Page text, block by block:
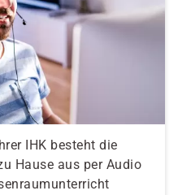
IHK besteht die
Hause aus per Audio